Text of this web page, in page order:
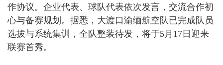
作协议。企业代表、球队代表依次发言，交流合作初
心与备赛规划。据悉，大渡口渝缅航空队已完成队员
选拔与系统集训，全队整装待发，将于5月17日迎来
联赛首秀。